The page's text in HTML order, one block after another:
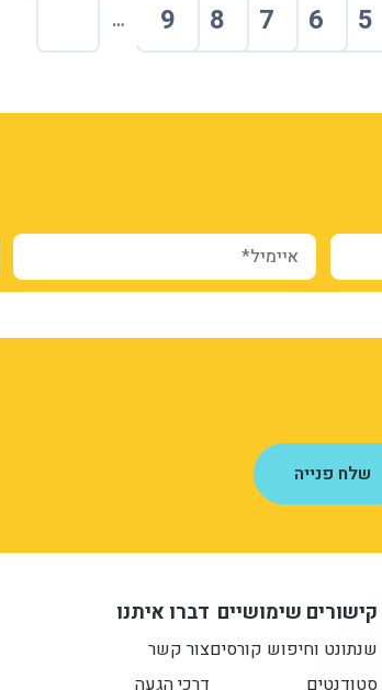
דף5 דף6 דף7 דף8 דף9
…
הדף הבא
איימיל*
קישורים שימושיים
שנתונט וחיפוש קורסים
דברו איתנו
צור קשר